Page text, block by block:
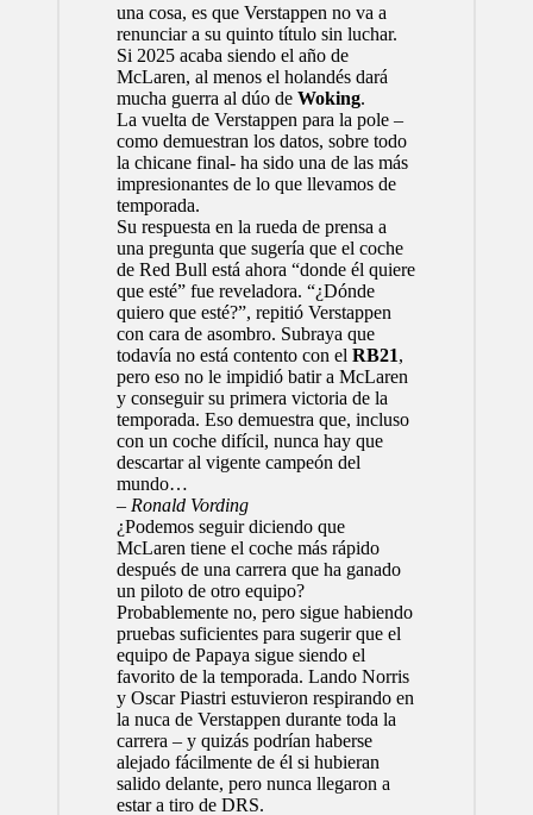
una cosa, es que Verstappen no va a
renunciar a su quinto título sin luchar.
Si 2025 acaba siendo el año de
McLaren, al menos el holandés dará
mucha guerra al dúo de Woking.
La vuelta de Verstappen para la pole –
como demuestran los datos, sobre todo
la chicane final- ha sido una de las más
impresionantes de lo que llevamos de
temporada.
Su respuesta en la rueda de prensa a
una pregunta que sugería que el coche
de Red Bull está ahora “donde él quiere
que esté” fue reveladora. “¿Dónde
quiero que esté?”, repitió Verstappen
con cara de asombro. Subraya que
todavía no está contento con el RB21,
pero eso no le impidió batir a McLaren
y conseguir su primera victoria de la
temporada. Eso demuestra que, incluso
con un coche difícil, nunca hay que
descartar al vigente campeón del
mundo…
– Ronald Vording
¿Podemos seguir diciendo que
McLaren tiene el coche más rápido
después de una carrera que ha ganado
un piloto de otro equipo?
Probablemente no, pero sigue habiendo
pruebas suficientes para sugerir que el
equipo de Papaya sigue siendo el
favorito de la temporada. Lando Norris
y Oscar Piastriestuvieron respirando en
la nuca de Verstappen durante toda la
carrera – y quizás podrían haberse
alejado fácilmente de él si hubieran
salido delante, pero nunca llegaron a
estar a tiro de DRS.